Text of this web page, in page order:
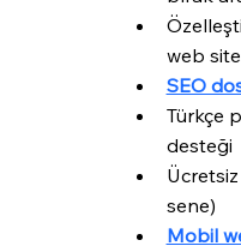
web
SEO
Türkçe
desteği
Ücretsiz
sene)
Mobil